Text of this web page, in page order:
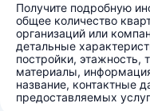
Получите подробную
общее количество
организаций или
детальные
постройки, этажность,
материалы,
название, контактные
предоставляемых услуг